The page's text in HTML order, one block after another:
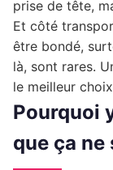
prise de tête,
Et côté
être bondé,
là, sont rares.
le meilleur
Pourquoi
que ça ne